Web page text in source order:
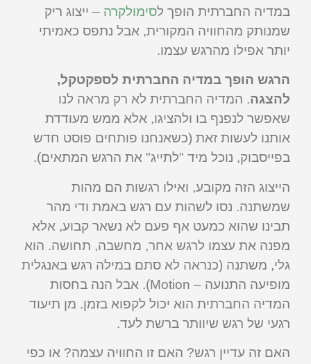
במדיה החברתית הופך לסימולקרה – ייצוג ריק
שמנותק מהחוויה המקורית, אבל נתפס כאמיתי
יותר אפילו מהרגש עצמו.
הרגש הופך במדיה החברתית לספקטקל,
להצגה. המדיה החברתית לא רק מראה לנו
שאפשר לנפנף בו ולהציגו, אלא ממש מעודדת
אותנו לעשות זאת (כשאנחנו פותחים פוסט חדש
בפייסבוק, נוכל מיד "לתייג" את הרגש המתאים).
הייצוג הזה מקובע, ואילו רגשות הם מהות
שמשתנה. נסו לשהות עם רגש באמת ודי מהר
תבינו שהוא כמעט אף פעם לא נשאר קבוע, אלא
מפנה את עצמו לרגש אחר, מחשבה, תחושה. הוא
גלי, משתנה (כנראה לא סתם במילה רגש באנגלית
מופיעה התנועה – Motion). אבל הנה בחסות
המדיה החברתית הוא יכול לקפוא בזמן. מן תיעוד
רגעי של רגש שיוותר ברשת לעד.
האם זה עדיין רגש? האם זו החוויה עצמה? או כפי